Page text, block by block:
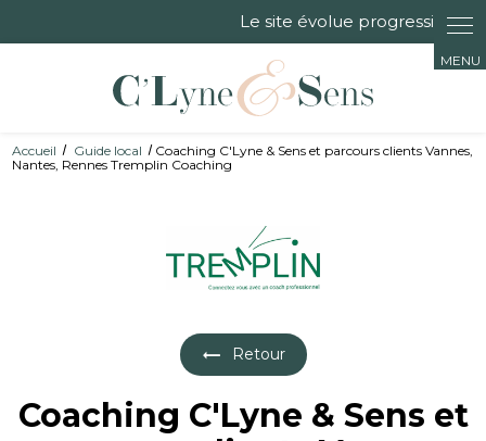
Accueil Guide local
Coaching C'Lyne & Sens et parcours clients Vannes,
Nantes, Rennes Tremplin Coaching
Retour
Coaching C'Lyne & Sens et